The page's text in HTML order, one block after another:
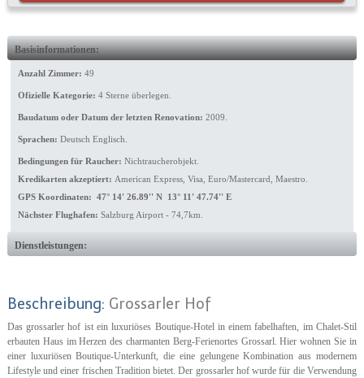
Basisinformationen:
Anzahl Zimmer: 49
Ofizielle Kategorie: 4 Sterne überlegen.
Baudatum oder Datum der letzten Renovation: 2009.
Sprachen: Deutsch Englisch.
Bedingungen für Raucher: Nichtraucherobjekt.
Kredikarten akzeptiert: American Express, Visa, Euro/Mastercard, Maestro.
GPS Koordinaten: 47° 14' 26.89'' N 13° 11' 47.74'' E
Nächster Flughafen: Salzburg Airport - 74,7km.
Dienstleistungen:
Beschreibung: Grossarler Hof
Das grossarler hof ist ein luxuriöses Boutique-Hotel in einem fabelhaften, im Chalet-Stil
erbauten Haus im Herzen des charmanten Berg-Ferienortes Grossarl. Hier wohnen Sie in
einer luxuriösen Boutique-Unterkunft, die eine gelungene Kombination aus modernem
Lifestyle und einer frischen Tradition bietet. Der grossarler hof wurde für die Verwendung